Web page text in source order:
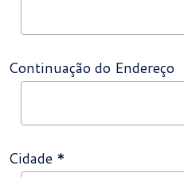
Continuação do Endereço
Cidade *